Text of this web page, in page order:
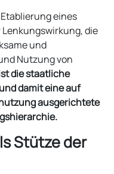
eines
die
und
Nutzung von
die staatliche
damit eine auf
ausgerichtete
Stütze der